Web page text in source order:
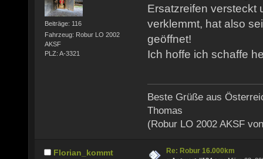
Beiträge: 116
Fahrzeug: Robur LO 2002
AKSF
PLZ: A-3321
Ersatzreifen versteckt
verklemmt, hat also
geöffnet!
Ich hoffe ich schaffe
Beste Grüße aus
Thomas
(Robur LO 2002 AKSF
Florian_kommt Re: Robur 16.000km